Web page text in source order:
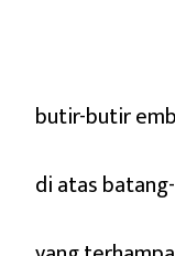
butir-butir
di atas